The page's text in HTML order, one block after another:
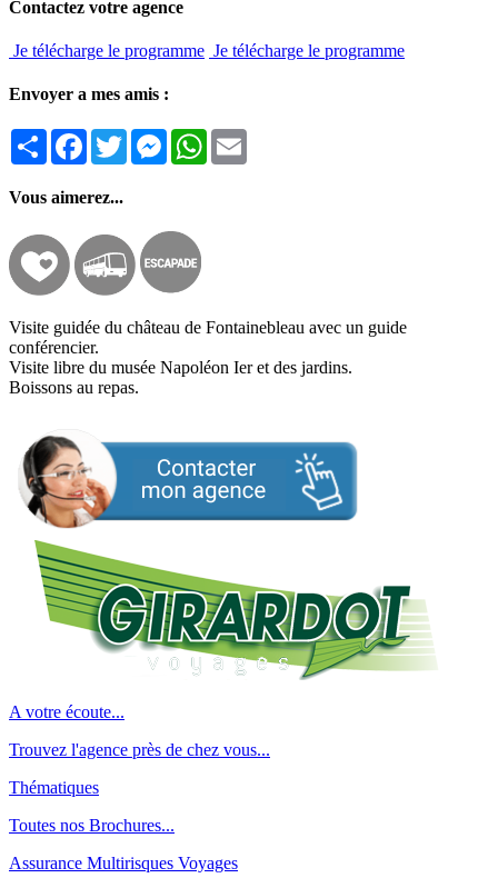
Contactez votre agence
Je télécharge le programme Je télécharge le programme
Envoyer a mes amis :
PartagerFacebook
TwitterMessengerWhatsApp
Vous aimerez...
Visite guidée du château de Fontainebleau avec un guide
conférencier.
Visite libre du musée Napoléon Ier et des jardins.
Boissons au repas.
A votre écoute...
Trouvez l'agence près de chez vous...
Thématiques
Toutes nos Brochures...
Assurance Multirisques Voyages